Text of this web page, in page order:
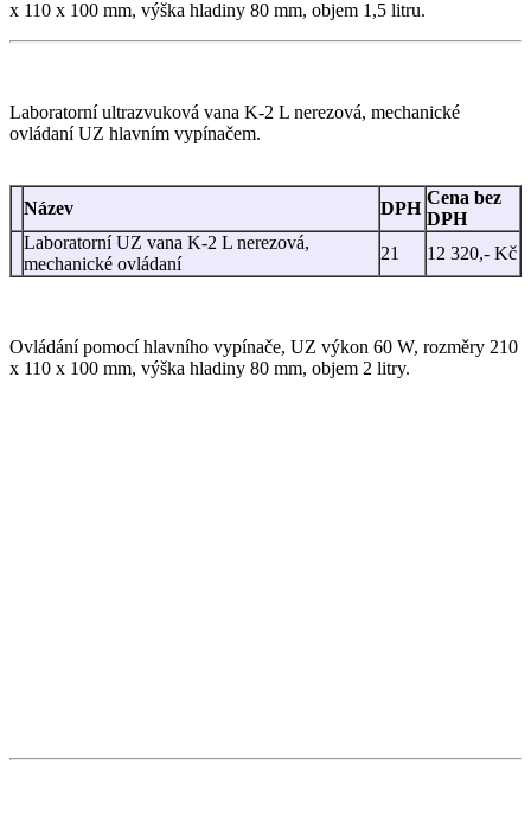
x 110 x 100 mm, výška hladiny 80 mm, objem 1,5 litru.
Laboratorní ultrazvuková vana K-2 L nerezová, mechanické
ovládaní UZ hlavním vypínačem.
Název DPH
Cena bez
DPH
Laboratorní UZ vana K-2 L nerezová,
mechanické ovládaní
21 12 320,- Kč
Ovládání pomocí hlavního vypínače, UZ výkon 60 W, rozměry 210
x 110 x 100 mm, výška hladiny 80 mm, objem 2 litry.